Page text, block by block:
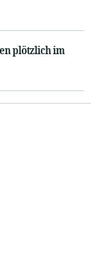
plötzlich im